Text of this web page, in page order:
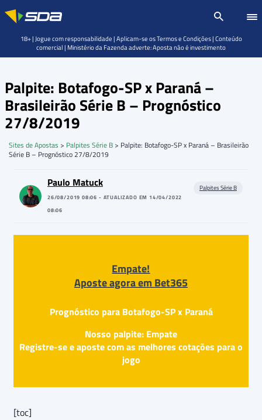
Palpite: Botafogo-SP x Paraná –
Brasileirão Série B – Prognóstico
27/8/2019
Sites de Apostas > Palpites Série B > Palpite: Botafogo-SP x Paraná – Brasileirão
Série B – Prognóstico 27/8/2019
Paulo Matuck
26/08/2019 08:06 - ATUALIZADO EM 14/04/2022
08:06
Palpites Série B
Empate!
Aposte agora em Bet365
Prognóstico para Botafogo-SP x Paraná
Nosso palpite: Empate
Registre-se e aposte com as melhores cotações para o
jogo
[toc]
18+ | Jogue com responsabilidade | Aplicam-se os Termos e Condições | Conteúdo
comercial | Ministério da Fazenda adverte: Aposta não é investimento